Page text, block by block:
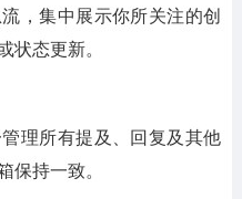
，集中展示你所关注的创
态更新。
理所有提及、回复及其他
持一致。